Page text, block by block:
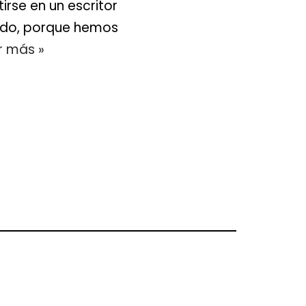
en un escritor
porque hemos
más »